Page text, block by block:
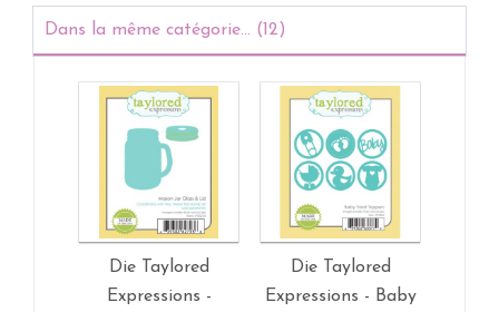
Dans la même catégorie... (12)
Die Taylored
Expressions -
Die Taylored
Expressions - Baby